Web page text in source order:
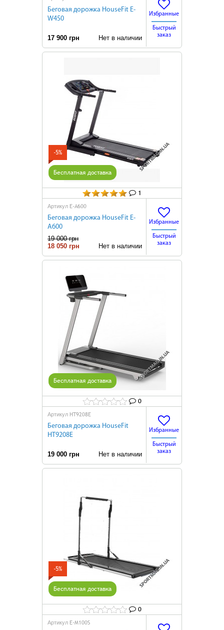
Беговая дорожка HouseFit E-
W450
17 900 грн Нет в наличии
Избранные
Быстрый
заказ
1
Бесплатная доставка
-5%
Артикул E-A600
Беговая дорожка HouseFit E-
A600
19 000 грн
18 050 грн
Нет в наличии
Избранные
Быстрый
заказ
0
Бесплатная доставка
Артикул HT9208E
Беговая дорожка HouseFit
HT9208E
19 000 грн Нет в наличии
Избранные
Быстрый
заказ
0
Бесплатная доставка
-5%
Артикул E-M100S